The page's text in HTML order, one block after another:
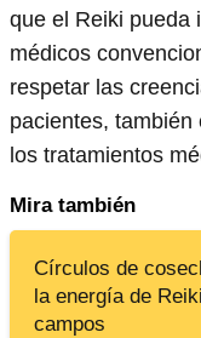
que el Reiki pueda
médicos
respetar las
pacientes,
los tratamientos
Mira también
Círculos de
la energía de
campos